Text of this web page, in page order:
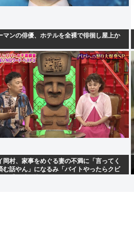
マンの俳優、ホテルを全裸で徘徊し屋上か
岡村、家事をめぐる妻の不満に「言ってく
む話やん」になるみ「バイトやったらクビ